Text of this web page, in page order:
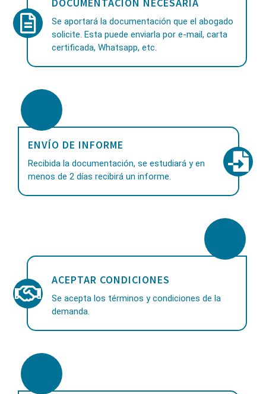
DOCUMENTACIÓN NECESARIA
Se aportará la documentación que el abogado
solicite. Esta puede enviarla por e-mail, carta
certificada, Whatsapp, etc.
ENVÍO DE INFORME
Recibida la documentación, se estudiará y en
menos de 2 días recibirá un informe.
ACEPTAR CONDICIONES
Se acepta los términos y condiciones de la
demanda.